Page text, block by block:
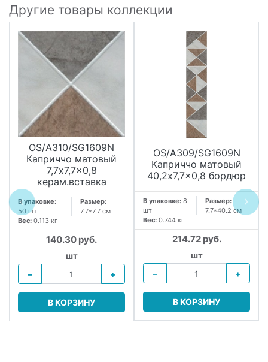
Другие товары коллекции
OS/A310/SG1609N
Каприччо матовый
7,7x7,7x0,8
керам.вставка
В упаковке:
50 шт
Размер:
7.7*7.7 см
Вес: 0.113 кг
140.30 руб.
шт
−
+
В КОРЗИНУ
OS/A309/SG1609N
Каприччо матовый
40,2x7,7x0,8 бордюр
В упаковке: 8
шт
Размер:
7.7*40.2 см
Вес: 0.744 кг
214.72 руб.
шт
−
+
В КОРЗИНУ